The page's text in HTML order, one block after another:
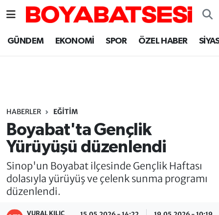
GÜNDEM EKONOMİ SPOR ÖZEL HABER
HABERLER EĞİTİM
Boyabat'ta Gençlik
Yürüyüşü düzenlendi
Sinop'un Boyabat ilçesinde Gençlik Haftası
dolasıyla yürüyüş ve çelenk sunma programı
düzenlendi.
VURAL KILIÇ
Sinop Nöbetçi Eczaneler
Sinop Trafik Yoğunluk Haritası
Süper Lig Puan Durumu ve Fikstür
Tüm Manşetler
Son Dakika Haberleri
Haber Arşivi